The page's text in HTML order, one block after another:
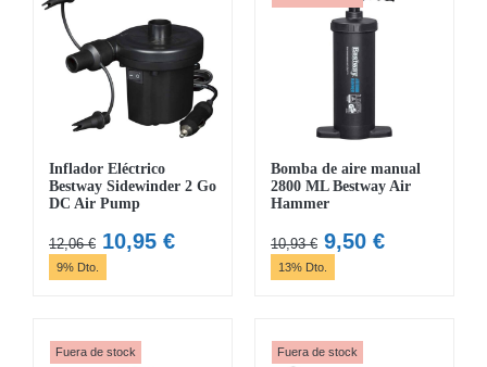
Inflador Eléctrico
Bestway Sidewinder 2 Go
DC Air Pump
12,06€ El
12,06 €.
10,95 €El
9% Dto.
Bomba de aire manual
2800 ML Bestway Air
Hammer
10,93€ El
precio
10,93 €.
9,50 €El
13% Dto.
Fuera de stock Fuera de stock